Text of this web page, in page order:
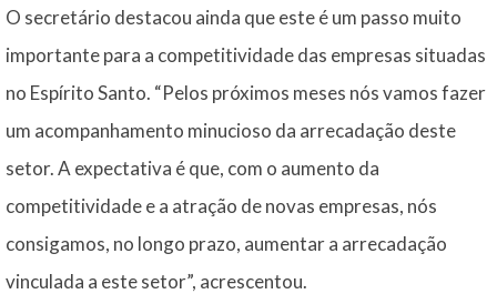
O secretário destacou ainda que este é um passo muito
importante para a competitividade das empresas situadas
no Espírito Santo. “Pelos próximos meses nós vamos fazer
um acompanhamento minucioso da arrecadação deste
setor. A expectativa é que, com o aumento da
competitividade e a atração de novas empresas, nós
consigamos, no longo prazo, aumentar a arrecadação
vinculada a este setor”, acrescentou.